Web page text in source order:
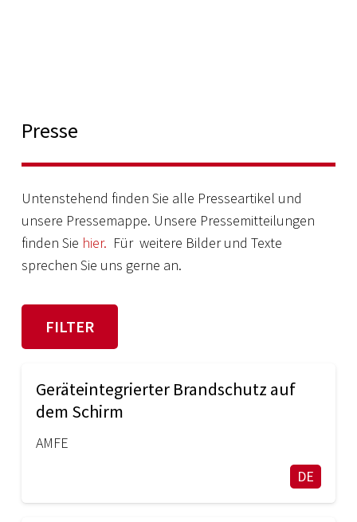
Presse
Untenstehend finden Sie alle Presseartikel und
unsere Pressemappe. Unsere Pressemitteilungen
finden Sie hier. Für weitere Bilder und Texte
sprechen Sie uns gerne an.
FILTER
Geräteintegrierter Brandschutz auf
dem Schirm
AMFE
DE